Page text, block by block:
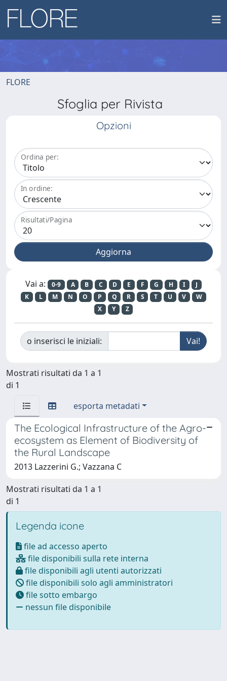
FLORE
Sfoglia per Rivista
Opzioni
Ordina per:
In ordine:
Risultati/Pagina
Vai a: 0-9 A B C D E F G H I
J
K
L M N O P Q R S T U V
W
X
Y Z
o inserisci le iniziali:
Mostrati risultati da 1 a 1
di 1
esporta metadati
The Ecological Infrastructure of the Agro-
ecosystem as Element of Biodiversity of
the Rural Landscape
2013 Lazzerini G.; Vazzana C
Mostrati risultati da 1 a 1
di 1
Legenda icone
file ad accesso aperto
file disponibili sulla rete interna
file disponibili agli utenti autorizzati
file disponibili solo agli amministratori
file sotto embargo
nessun file disponibile